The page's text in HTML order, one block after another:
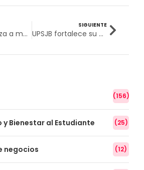
UPSJB moviliza a más de 3,000 personas por el cuidado del medio ambiente
SIGUIENTE
UPSJB fortalece su compromiso social mediante campaña solidaria de donación de sangre
(156)
Bienestar al Estudiante (25)
negocios (12)